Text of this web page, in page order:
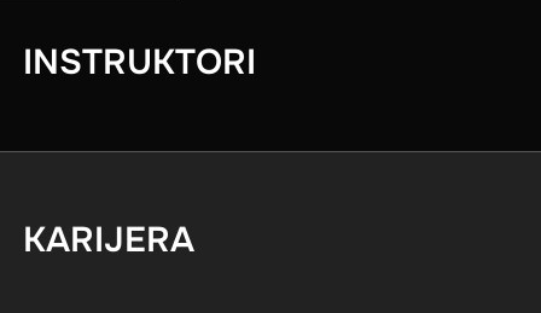
INSTRUKTORI
KARIJERA
Zajedno unapređujemo